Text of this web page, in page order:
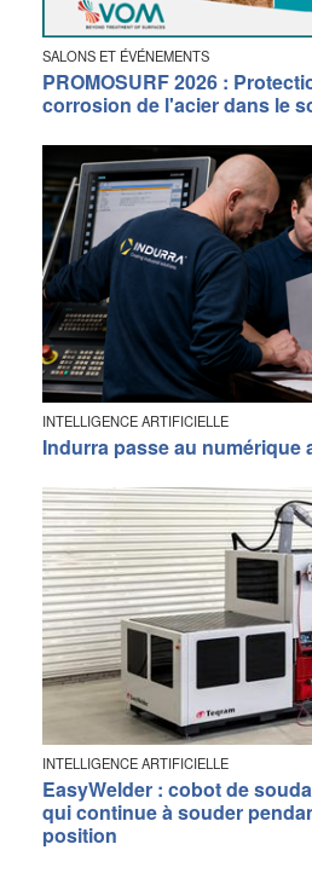
SALONS ET ÉVÉNEMENTS
PROMOSURF 2026 :
corrosion de l'acier dans le
INTELLIGENCE ARTIFICIELLE
Indurra passe au numérique
INTELLIGENCE ARTIFICIELLE
EasyWelder : cobot de
qui continue à souder
position